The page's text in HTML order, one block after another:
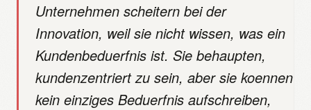
Unternehmen scheitern bei der
Innovation, weil sie nicht wissen, was ein
Kundenbeduerfnis ist. Sie behaupten,
kundenzentriert zu sein, aber sie koennen
kein einziges Beduerfnis aufschreiben,